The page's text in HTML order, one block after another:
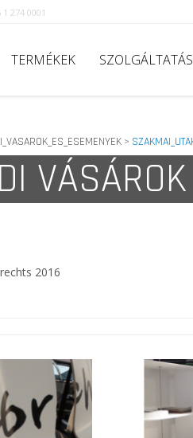
274 0001
TERMÉKEK
>